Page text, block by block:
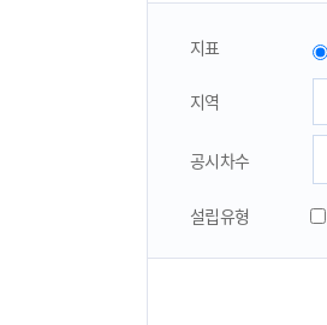
지표
지역
공시차수
설립유형